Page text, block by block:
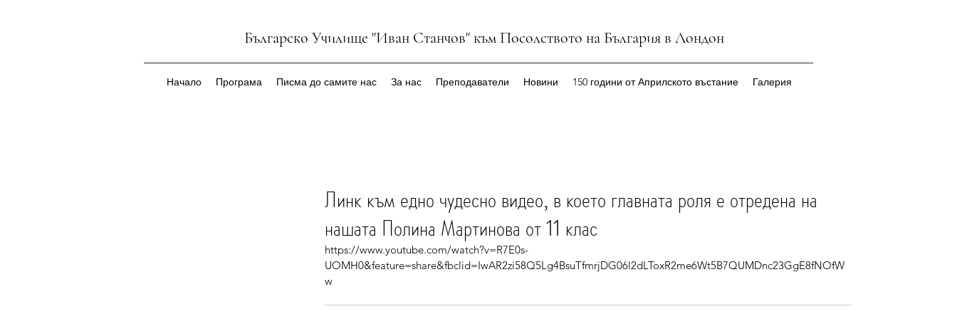
Българско Училище "Иван Станчов" към Посолството на България в Лондон
Начало Програма Писма до самите нас За нас Преподаватели Новини 150 години от Априлското въстание Галерия
Линк към едно чудесно видео, в което главната роля е отредена на
нашата Полина Мартинова от 11 клас
https://www.youtube.com/watch?v=R7E0s-
UOMH0&feature=share&fbclid=IwAR2zi58Q5Lg4BsuTfmrjDG06l2dLToxR2me6Wt5B7QUMDnc23GgE8fNOfW
w